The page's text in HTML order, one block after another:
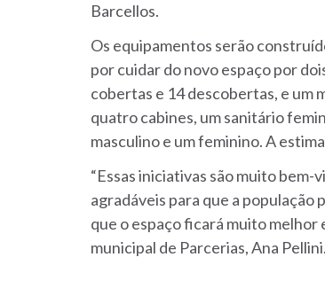
Barcellos.
Os equipamentos serão
por cuidar do novo espaço por
cobertas e 14 descobertas, e um
quatro cabines, um sanitário
masculino e um feminino. A
“Essas iniciativas são muito
agradáveis para que a
que o espaço ficará muito melhor
municipal de Parcerias, Ana Pellini.